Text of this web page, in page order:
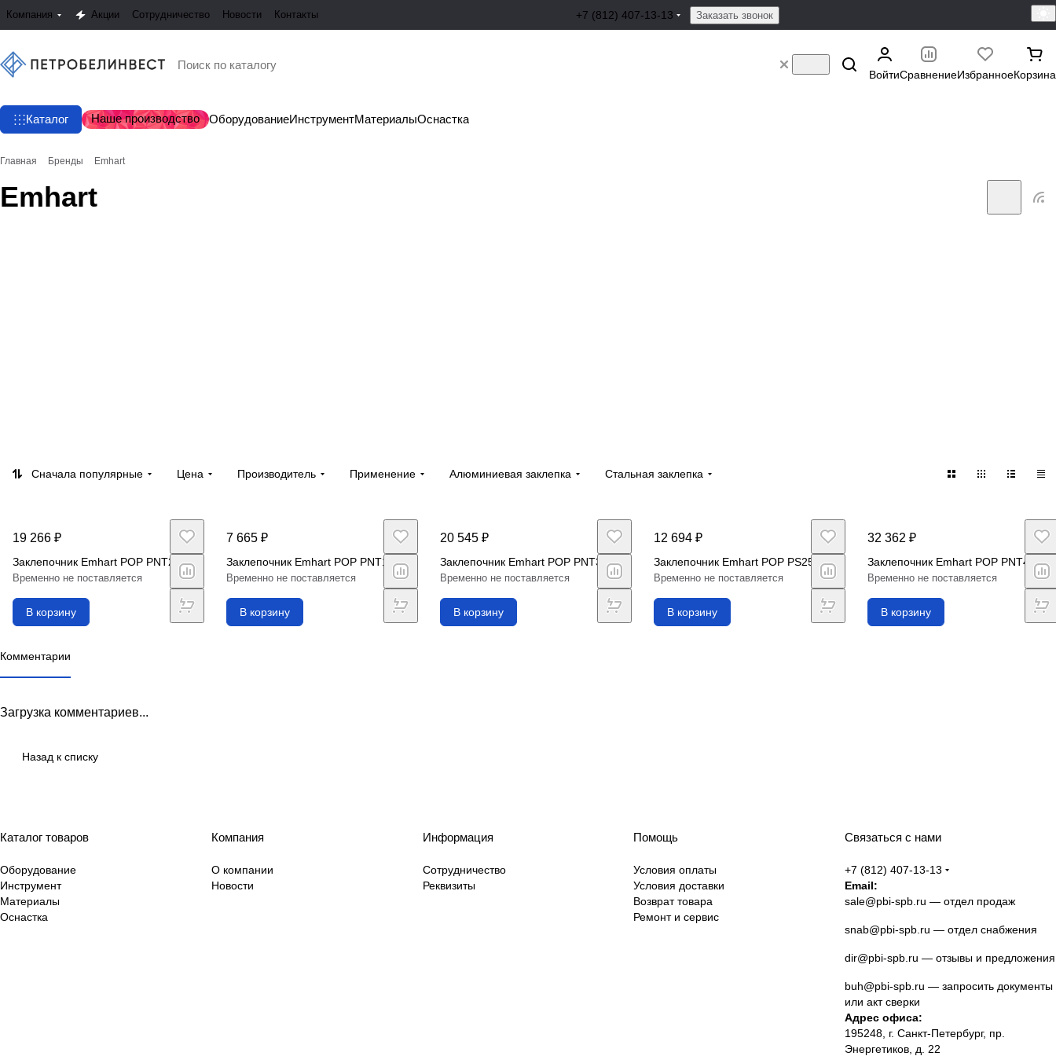
Компания Акции Сотрудничество Новости Контакты +7 (812) 407-13-13 Заказать звонок
ВойтиСравнениеИзбранноеКорзина
Каталог Наше производство ОборудованиеИнструментМатериалыОснастка
Главная Бренды Emhart
Emhart
Сначала популярные Цена Производитель Применение Алюминиевая заклепка Стальная заклепка
19 266 ₽
Заклепочник Emhart POP PNT210
Временно не поставляется
В корзину
7 665 ₽
Заклепочник Emhart POP PNT110
Временно не поставляется
В корзину
20 545 ₽
Заклепочник Emhart POP PNT310
Временно не поставляется
В корзину
12 694 ₽
Заклепочник Emhart POP PS25
Временно не поставляется
В корзину
32 362 ₽
Заклепочник Emhart POP PNT410
Временно не поставляется
В корзину
Комментарии
Загрузка комментариев...
Назад к списку
Каталог товаров
Оборудование
Инструмент
Материалы
Оснастка
Компания
О компании
Новости
Информация
Сотрудничество
Реквизиты
Помощь
Условия оплаты
Условия доставки
Возврат товара
Ремонт и сервис
Связаться с нами
+7 (812) 407-13-13
Email:
sale@pbi-spb.ru — отдел продаж
snab@pbi-spb.ru — отдел снабжения
dir@pbi-spb.ru — отзывы и предложения
buh@pbi-spb.ru — запросить документы
или акт сверки
Адрес офиса:
195248, г. Санкт-Петербург, пр.
Энергетиков, д. 22